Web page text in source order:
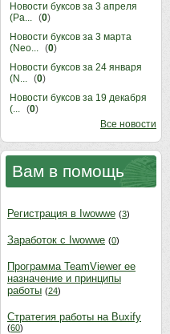
Новости буксов за 3 апреля
(Pa... (0)
Новости буксов за 3 марта
(Neo... (0)
Новости буксов за 24 января
(N... (0)
Новости буксов за 19 декабря
(... (0)
Все новости
Вам в помощь
Регистрация в Iwowwe (3)
Заработок с Iwowwe (0)
Программа TeamViewer ее
назначение и принципы
работы (24)
Стратегия работы на Buxify
(60)